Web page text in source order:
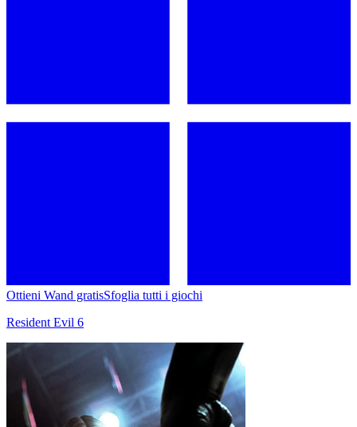
Ottieni Wand gratisSfoglia tutti i giochi
Resident Evil 6